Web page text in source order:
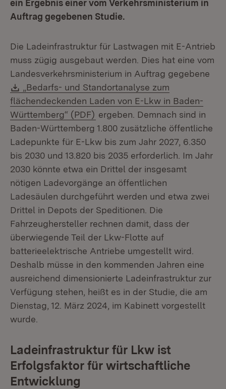
ein Ergebnis einer vom Verkehrsministerium in
Auftrag gegebenen Studie.
Die Ladeinfrastruktur für Lastwagen mit E-Antrieb
muss zügig ausgebaut werden. Dies hat eine vom
Landesverkehrsministerium in Auftrag gegebene
Download:
„Bedarfs- und Standortanalyse zum
flächendeckenden Laden von E-Lkw in Baden-
Württemberg“ (PDF) (Öffnet in neuem Fenster)
ergeben. Demnach sind in
Baden-Württemberg 1.800 zusätzliche öffentliche
Ladepunkte für E-Lkw bis zum Jahr 2027, 6.350
bis 2030 und 13.820 bis 2035 erforderlich. Im Jahr
2030 könnte etwa ein Drittel der insgesamt
nötigen Ladevorgänge an öffentlichen
Ladesäulen durchgeführt werden und etwa zwei
Drittel in Depots der Speditionen. Die
Fahrzeughersteller rechnen damit, dass der
überwiegende Teil der Lkw-Flotte auf
batterieelektrische Antriebe umgestellt wird.
Deshalb müsse in den kommenden Jahren eine
ausreichend dimensionierte Ladeinfrastruktur zur
Verfügung stehen, heißt es in der Studie, die am
Dienstag, 12. März 2024, im Kabinett vorgestellt
wurde.
Ladeinfrastruktur für Lkw ist
Erfolgsfaktor für wirtschaftliche
Entwicklung